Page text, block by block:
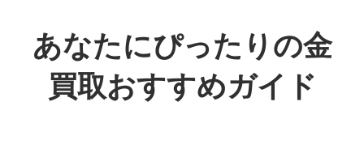
ン
テ
あなたにぴったりの金
買取おすすめガイド